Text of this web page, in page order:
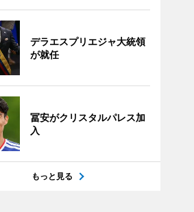
デラエスプリエジャ大統領
が就任
冨安がクリスタルパレス加
入
もっと見る